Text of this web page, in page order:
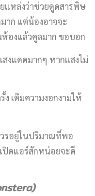
แหล่งว่าช่วยดูดสารพิษ
าก แต่น้องอาจจะ
ห้องแล้วคูลมาก ขอบอก
งแดดมากๆ หากแสงไม่
เติมความงอกงามให้
รอยู่ในปริมาณที่พอ
ปิดแอร์สักหน่อยจะดี